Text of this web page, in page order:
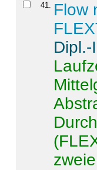
41. Flow
Dipl.-